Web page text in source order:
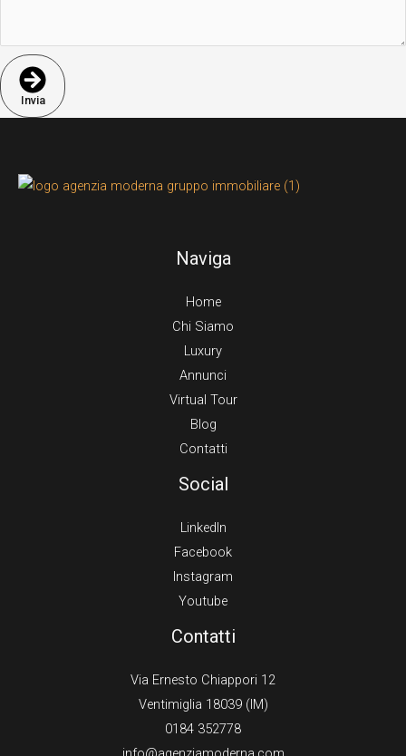
Invia
Naviga
Home
Chi Siamo
Luxury
Annunci
Virtual Tour
Blog
Contatti
Social
LinkedIn
Facebook
Instagram
Youtube
Contatti
Via Ernesto Chiappori 12
Ventimiglia 18039 (IM)
0184 352778